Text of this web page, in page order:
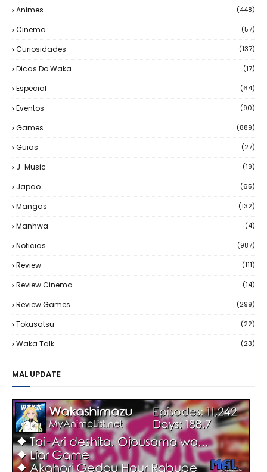
Animes (448)
Cinema (57)
Curiosidades (137)
Dicas Do Waka (17)
Especial (64)
Eventos (90)
Games (889)
Guias (27)
J-Music (19)
Japao (65)
Mangas (132)
Manhwa (4)
Noticias (987)
Review (111)
Review Cinema (14)
Review Games (299)
Tokusatsu (22)
Waka Talk (23)
MAL UPDATE